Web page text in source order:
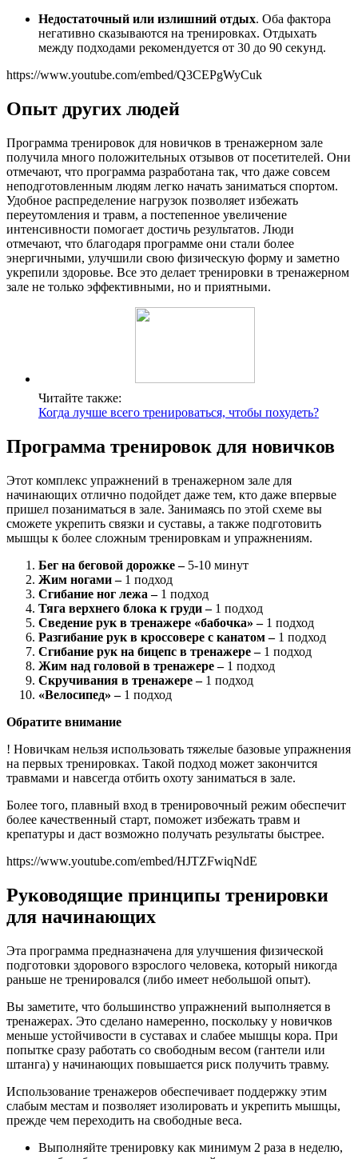
Недостаточный или излишний отдых. Оба фактора
негативно сказываются на тренировках. Отдыхать
между подходами рекомендуется от 30 до 90 секунд.
https://www.youtube.com/embed/Q3CEPgWyCuk
Опыт других людей
Программа тренировок для новичков в тренажерном зале
получила много положительных отзывов от посетителей. Они
отмечают, что программа разработана так, что даже совсем
неподготовленным людям легко начать заниматься спортом.
Удобное распределение нагрузок позволяет избежать
переутомления и травм, а постепенное увеличение
интенсивности помогает достичь результатов. Люди
отмечают, что благодаря программе они стали более
энергичными, улучшили свою физическую форму и заметно
укрепили здоровье. Все это делает тренировки в тренажерном
зале не только эффективными, но и приятными.
Читайте также:
Когда лучше всего тренироваться, чтобы похудеть?
Программа тренировок для новичков
Этот комплекс упражнений в тренажерном зале для
начинающих отлично подойдет даже тем, кто даже впервые
пришел позаниматься в зале. Занимаясь по этой схеме вы
сможете укрепить связки и суставы, а также подготовить
мышцы к более сложным тренировкам и упражнениям.
Бег на беговой дорожке –5-10 минут
Жим ногами –1 подход
Сгибание ног лежа –1 подход
Тяга верхнего блока к груди –1 подход
Сведение рук в тренажере «бабочка» –1 подход
Разгибание рук в кроссовере с канатом –1 подход
Сгибание рук на бицепс в тренажере –1 подход
Жим над головой в тренажере –1 подход
Скручивания в тренажере –1 подход
«Велосипед» –1 подход
Обратите внимание
! Новичкам нельзя использовать тяжелые базовые упражнения
на первых тренировках. Такой подход может закончится
травмами и навсегда отбить охоту заниматься в зале.
Более того, плавный вход в тренировочный режим обеспечит
более качественный старт, поможет избежать травм и
крепатуры и даст возможно получать результаты быстрее.
https://www.youtube.com/embed/HJTZFwiqNdE
Руководящие принципы тренировки
для начинающих
Эта программа предназначена для улучшения физической
подготовки здорового взрослого человека, который никогда
раньше не тренировался (либо имеет небольшой опыт).
Вы заметите, что большинство упражнений выполняется в
тренажерах. Это сделано намеренно, поскольку у новичков
меньше устойчивости в суставах и слабее мышцы кора. При
попытке сразу работать со свободным весом (гантели или
штанга) у начинающих повышается риск получить травму.
Использование тренажеров обеспечивает поддержку этим
слабым местам и позволяет изолировать и укрепить мышцы,
прежде чем переходить на свободные веса.
Выполняйте тренировку как минимум 2 раза в неделю,